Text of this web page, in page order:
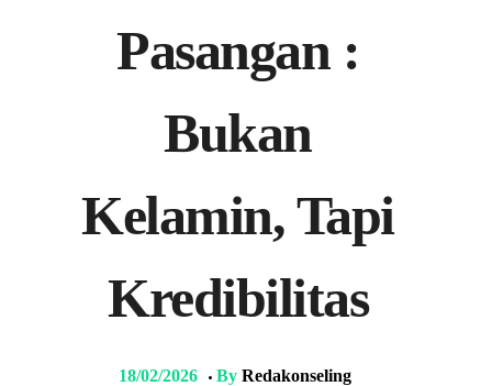
Pasangan :
Bukan
Kelamin, Tapi
Kredibilitas
18/02/2026 By Redakonseling